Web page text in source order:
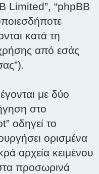
Limited”, “phpBB
κατά τη
από εσάς
με δύο
στο
οδηγεί το
ορισμένα
αρχεία κειμένου
προσωρινά